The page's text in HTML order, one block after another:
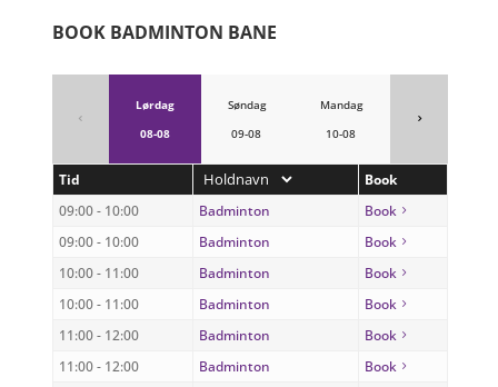
BOOK BADMINTON BANE
4
Lørdag
08-08
Søndag
09-08
Mandag
10-08
5
Tid
Book
09:00 - 10:00
Badminton
Book
09:00 - 10:00
Badminton
Book
10:00 - 11:00
Badminton
Book
10:00 - 11:00
Badminton
Book
11:00 - 12:00
Badminton
Book
11:00 - 12:00
Badminton
Book